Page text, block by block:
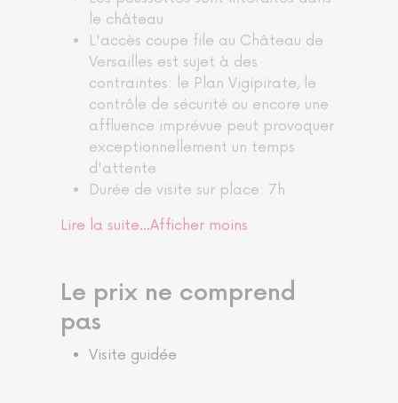
le château
L'accès coupe file au Château de
Versailles est sujet à des
contraintes: le Plan Vigipirate, le
contrôle de sécurité ou encore une
affluence imprévue peut provoquer
exceptionnellement un temps
d'attente
Durée de visite sur place: 7h
Lire la suite...Afficher moins
Le prix ne comprend
pas
Visite guidée